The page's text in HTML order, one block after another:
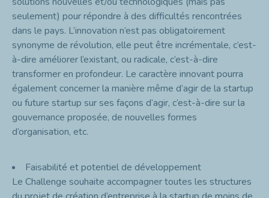
seulement) pour répondre à des difficultés rencontrées
dans le pays. L’innovation n’est pas obligatoirement
synonyme de révolution, elle peut être incrémentale, c’est-
à-dire améliorer l’existant, ou radicale, c’est-à-dire
transformer en profondeur. Le caractère innovant pourra
également concerner la manière même d’agir de la startup
ou future startup sur ses façons d’agir, c’est-à-dire sur la
gouvernance proposée, de nouvelles formes
d’organisation, etc.
Faisabilité et potentiel de développement
Le Challenge souhaite accompagner toutes les structures